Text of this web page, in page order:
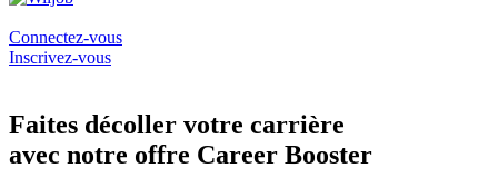
Connectez-vous
Inscrivez-vous
Faites décoller votre carrière
avec notre offre Career Booster